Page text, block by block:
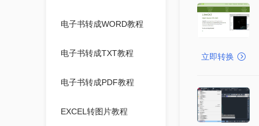
电子书转成WORD教程
电子书转成TXT教程
电子书转成PDF教程
EXCEL转图片教程
立即转换